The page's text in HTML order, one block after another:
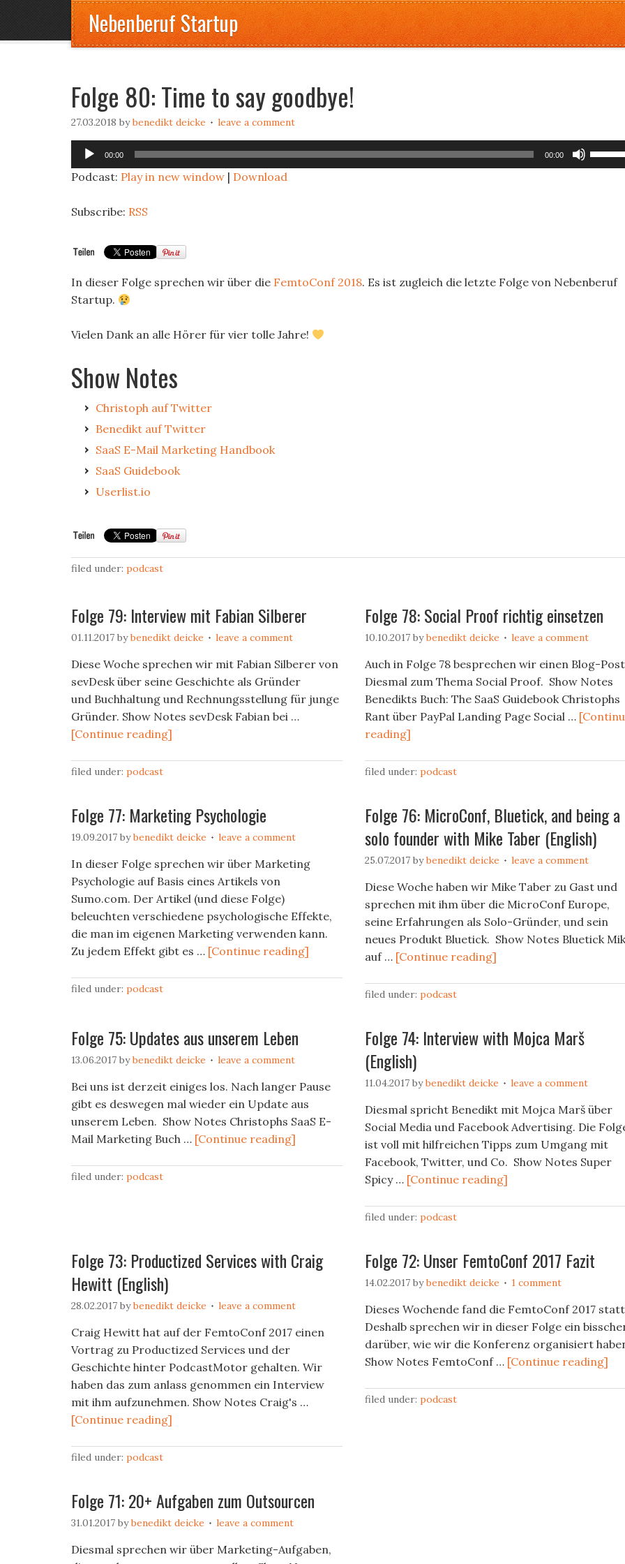
Nebenberuf Startup
Folge 80: Time to say goodbye!
27.03.2018 bybenedikt deicke leave a comment
Audio
Player
00:00 00:00
Up/
Podcast: Play in new window | Download
Subscribe: RSS
In dieser Folge sprechen wir über die FemtoConf 2018. Es ist zugleich die letzte Folge von Nebenberuf
Startup.
Vielen Dank an alle Hörer für vier tolle Jahre!
Show Notes
Christoph auf Twitter
Benedikt auf Twitter
SaaS E-Mail Marketing Handbook
SaaS Guidebook
Userlist.io
filed under: podcast
Folge 79: Interview mit Fabian Silberer
01.11.2017 bybenedikt deicke leave a comment
Diese Woche sprechen wir mit Fabian Silberer von
sevDesk über seine Geschichte als Gründer
und Buchhaltung und Rechnungsstellung für junge
Gründer. Show Notes sevDesk Fabian bei …
[Continue reading]
filed under: podcast
Folge 78: Social Proof richtig einsetzen
10.10.2017 bybenedikt deicke leave a comment
Auch in Folge 78 besprechen wir einen Blog-
Diesmal zum Thema Social Proof. Show Notes
Benedikts Buch: The SaaS Guidebook Christophs
Rant über PayPal Landing Page Social …
reading]
filed under:podcast
Folge 77: Marketing Psychologie
19.09.2017 bybenedikt deicke leave a comment
In dieser Folge sprechen wir über Marketing
Psychologie auf Basis eines Artikels von
Sumo.com. Der Artikel (und diese Folge)
beleuchten verschiedene psychologische Effekte,
die man im eigenen Marketing verwenden kann.
Zu jedem Effekt gibt es … [Continue reading]
filed under: podcast
Folge 76: MicroConf, Bluetick, and being a
solo founder with Mike Taber (English)
25.07.2017 bybenedikt deicke leave a comment
Diese Woche haben wir Mike Taber zu Gast und
sprechen mit ihm über die MicroConf Europe,
seine Erfahrungen als Solo-Gründer, und sein
neues Produkt Bluetick. Show Notes Bluetick
auf … [Continue reading]
filed under:podcast
Folge 75: Updates aus unserem Leben
13.06.2017 bybenedikt deicke leave a comment
Bei uns ist derzeit einiges los. Nach langer Pause
gibt es deswegen mal wieder ein Update aus
unserem Leben. Show Notes Christophs SaaS E-
Mail Marketing Buch … [Continue reading]
filed under: podcast
Folge 74: Interview with Mojca Marš
(English)
11.04.2017 bybenedikt deicke leave a comment
Diesmal spricht Benedikt mit Mojca Marš über
Social Media und Facebook Advertising. Die
ist voll mit hilfreichen Tipps zum Umgang mit
Facebook, Twitter, und Co. Show Notes Super
Spicy … [Continue reading]
filed under:podcast
Folge 73: Productized Services with Craig
Hewitt (English)
28.02.2017 bybenedikt deicke leave a comment
Craig Hewitt hat auf der FemtoConf 2017 einen
Vortrag zu Productized Services und der
Geschichte hinter PodcastMotor gehalten. Wir
haben das zum anlass genommen ein Interview
mit ihm aufzunehmen. Show Notes Craig's …
[Continue reading]
filed under: podcast
Folge 72: Unser FemtoConf 2017 Fazit
14.02.2017 bybenedikt deicke 1 comment
Dieses Wochende fand die FemtoConf 2017
Deshalb sprechen wir in dieser Folge ein
darüber, wie wir die Konferenz organisiert
Show Notes FemtoConf … [Continue reading]
filed under:podcast
Folge 71: 20+ Aufgaben zum Outsourcen
31.01.2017 bybenedikt deicke leave a comment
Diesmal sprechen wir über Marketing-Aufgaben,